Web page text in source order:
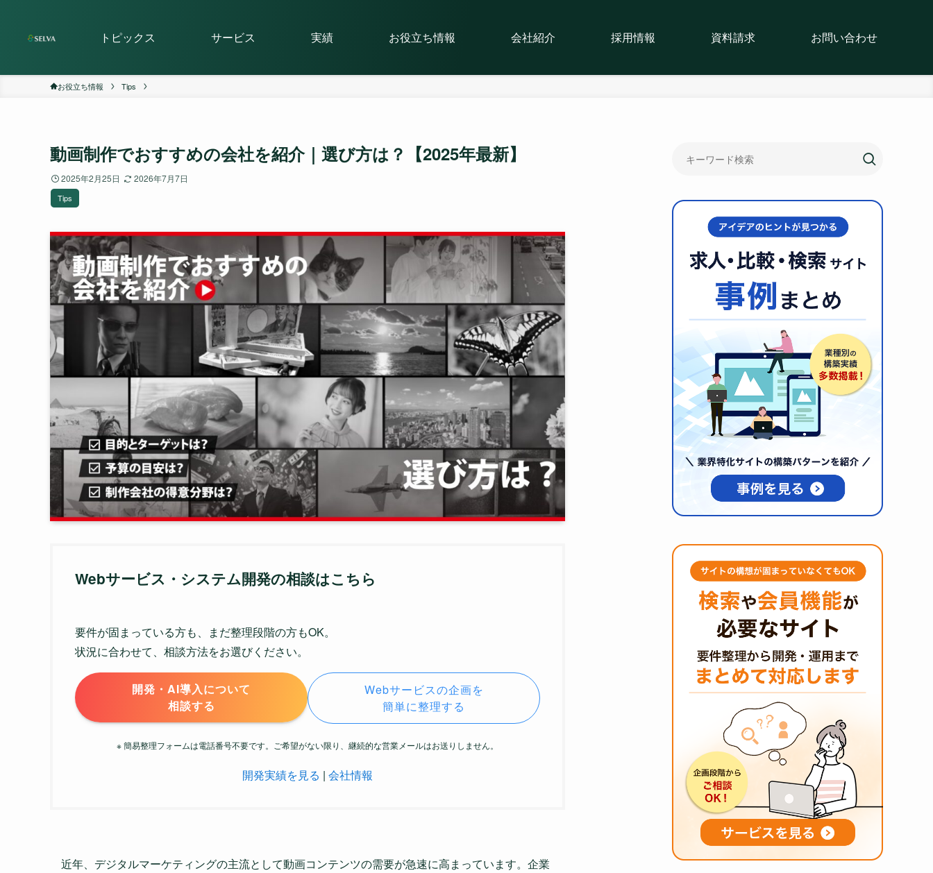
トピックス サービス 実績 お役立ち情報 会社紹介 採用情報 資料請求 お問い合わせ
お役立ち情報 Tips
動画制作でおすすめの会社を紹介｜選び方は？【2025年最新】
Tips
2025年2月25日 2026年7月7日
Webサービス・システム開発の相談はこちら
要件が固まっている方も、まだ整理段階の方もOK。
状況に合わせて、相談方法をお選びください。
開発・AI導入について
相談する
Webサービスの企画を
簡単に整理する
※ 簡易整理フォームは電話番号不要です。ご希望がない限り、継続的な営業メールはお送りしません。
開発実績を見る | 会社情報
近年、デジタルマーケティングの主流として動画コンテンツの需要が急速に高まっています。企業